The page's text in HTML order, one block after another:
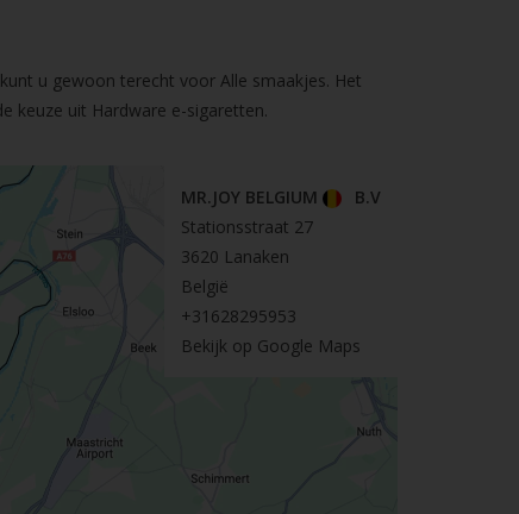
u gewoon terecht voor Alle smaakjes. Het
keuze uit Hardware e-sigaretten.
MR.JOY BELGIUM
B.V
Stationsstraat 27
3620 Lanaken
België
+31628295953
Bekijk op Google Maps